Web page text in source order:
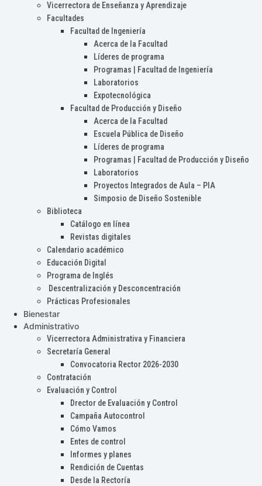
Vicerrectora de Enseñanza y Aprendizaje
Facultades
Facultad de Ingeniería
Acerca de la Facultad
Líderes de programa
Programas | Facultad de Ingeniería
Laboratorios
Expotecnológica
Facultad de Producción y Diseño
Acerca de la Facultad
Escuela Pública de Diseño
Líderes de programa
Programas | Facultad de Producción y Diseño
Laboratorios
Proyectos Integrados de Aula – PIA
Simposio de Diseño Sostenible
Biblioteca
Catálogo en línea
Revistas digitales
Calendario académico
Educación Digital
Programa de Inglés
Descentralización y Desconcentración
Prácticas Profesionales
Bienestar
Administrativo
Vicerrectora Administrativa y Financiera
Secretaría General
Convocatoria Rector 2026-2030
Contratación
Evaluación y Control
Drector de Evaluación y Control
Campaña Autocontrol
Cómo Vamos
Entes de control
Informes y planes
Rendición de Cuentas
Desde la Rectoría